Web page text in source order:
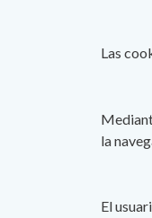
Las
la
El